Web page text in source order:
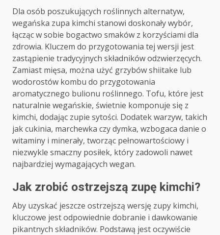
Dla osób poszukujących roślinnych alternatyw,
wegańska zupa kimchi stanowi doskonały wybór,
łącząc w sobie bogactwo smaków z korzyściami dla
zdrowia. Kluczem do przygotowania tej wersji jest
zastąpienie tradycyjnych składników odzwierzęcych.
Zamiast mięsa, można użyć grzybów shiitake lub
wodorostów kombu do przygotowania
aromatycznego bulionu roślinnego. Tofu, które jest
naturalnie wegańskie, świetnie komponuje się z
kimchi, dodając zupie sytości. Dodatek warzyw, takich
jak cukinia, marchewka czy dymka, wzbogaca danie o
witaminy i minerały, tworząc pełnowartościowy i
niezwykle smaczny posiłek, który zadowoli nawet
najbardziej wymagających wegan.
Jak zrobić ostrzejszą zupę kimchi?
Aby uzyskać jeszcze ostrzejszą wersję zupy kimchi,
kluczowe jest odpowiednie dobranie i dawkowanie
pikantnych składników. Podstawą jest oczywiście